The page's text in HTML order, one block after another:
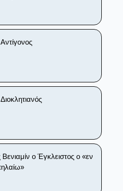
Βενιαμίν ο Έγκλειστος ο «εν